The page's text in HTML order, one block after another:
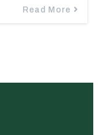
Read More